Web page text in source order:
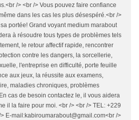
/> <br /> Vous pouvez faire confiance
dans les cas les plus désespéré.<br />
portée! Grand voyant medium marabout
à résoudre tous types de problèmes tels
le retour affectif rapide, rencontrer
contre les dangers, la sorcellerie,
l'entreprise en difficulté, porte feuille
aux jeux, la réussite aux examens,
maladies chroniques, problèmes
cas de besoin contactez le, il vous aidera
il la faire pour moi. <br /> <br /> TEL: +229
E-mail:kabiroumarabout@gmail.com<br />